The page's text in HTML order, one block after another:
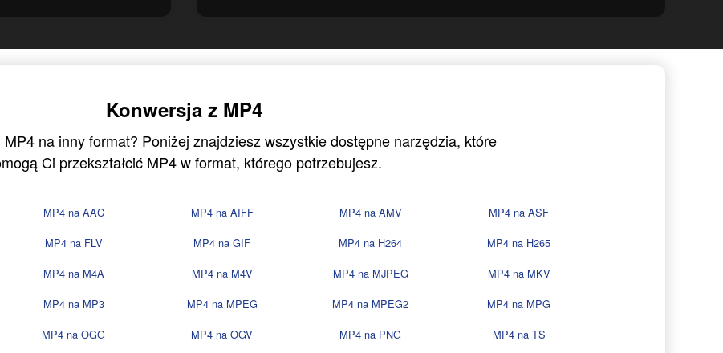
Konwersja z MP4
na inny format? Poniżej znajdziesz wszystkie dostępne narzędzia, które
Ci przekształcić MP4 w format, którego potrzebujesz.
MP4 na AAC MP4 na AIFF MP4 na AMV
MP4 na ASF
MP4 na FLV MP4 na GIF MP4 na H264
MP4 na H265
MP4 na M4A MP4 na M4V MP4 na MJPEG
MP4 na MKV
MP4 na MP3 MP4 na MPEG MP4 na MPEG2
MP4 na MPG
MP4 na OGG MP4 na OGV MP4 na PNG
MP4 na TS